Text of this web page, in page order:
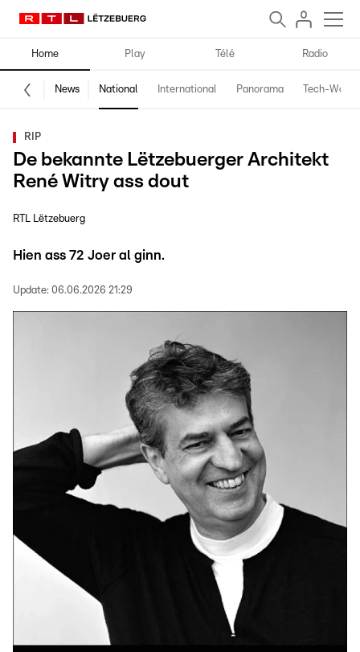
Home Play Télé Radio
News National International Panorama Tech-World
RIP
De bekannte Lëtzebuerger Architekt
René Witry ass dout
RTL Lëtzebuerg
Hien ass 72 Joer al ginn.
Update: 06.06.2026 21:29